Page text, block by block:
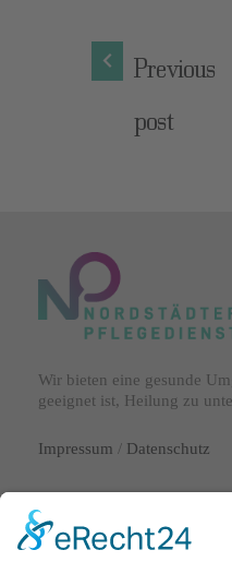
Previous
post
Wir bieten eine gesunde
geeignet ist, Heilung zu
Impressum / Datenschutz
Lange Laube 29
30159 Hannover